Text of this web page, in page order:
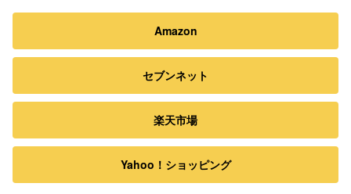
Amazon
セブンネット
楽天市場
Yahoo！ショッピング